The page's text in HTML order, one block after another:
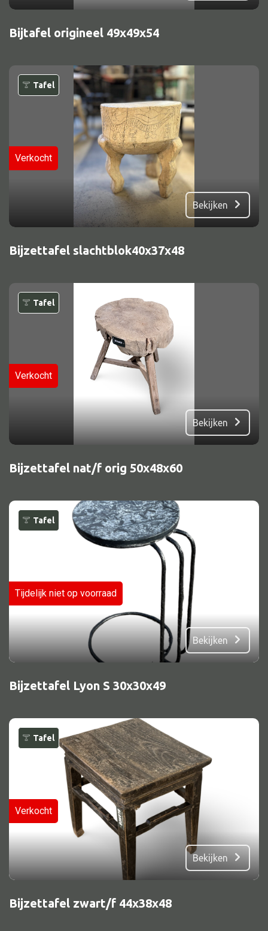
Bijtafel origineel 49x49x54
Tafel
Verkocht
Bekijken
Bijzettafel slachtblok40x37x48
Tafel
Verkocht
Bekijken
Bijzettafel nat/f orig 50x48x60
Tafel
Tijdelijk niet op voorraad
Bekijken
Bijzettafel Lyon S 30x30x49
Tafel
Verkocht
Bekijken
Bijzettafel zwart/f 44x38x48